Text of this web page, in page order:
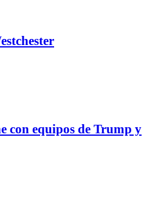
con equipos de Trump y